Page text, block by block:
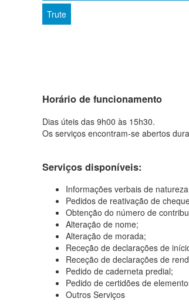
Trute
Horário de funcionamento
Dias úteis das 9h00 às 15h30.
Os serviços encontram-se abertos
Serviços disponíveis:
Informações verbais de
Pedidos de reativação de
Obtenção do número de
Alteração de nome;
Alteração de morada;
Receção de declarações de
Receção de declarações de
Pedido de caderneta predial;
Pedido de certidões de
Outros Serviços